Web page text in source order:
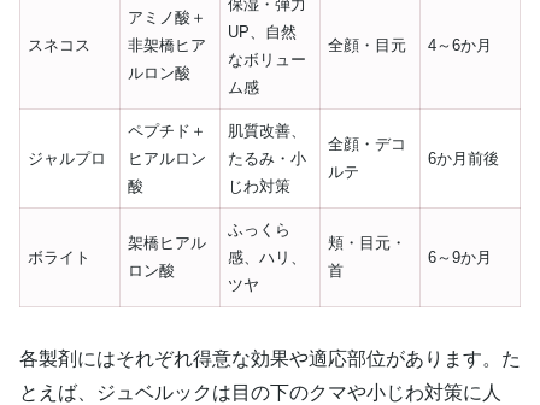
スネコス
アミノ酸＋
非架橋ヒア
ルロン酸
保湿・弾力
UP、自然
なボリュー
ム感
全顔・目元 4～6か月
ジャルプロ
ペプチド＋
ヒアルロン
酸
肌質改善、
たるみ・小
じわ対策
全顔・デコ
ルテ
6か月前後
ボライト
架橋ヒアル
ロン酸
ふっくら
感、ハリ、
ツヤ
頬・目元・
首
6～9か月
各製剤にはそれぞれ得意な効果や適応部位があります。た
とえば、ジュベルックは目の下のクマや小じわ対策に人